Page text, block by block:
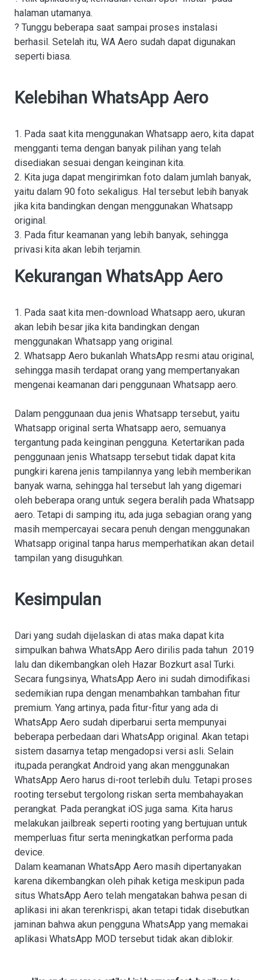
halaman utamanya.
? Tunggu beberapa saat sampai proses instalasi
berhasil. Setelah itu, WA Aero sudah dapat digunakan
seperti biasa.
Kelebihan WhatsApp Aero
1. Pada saat kita menggunakan Whatsapp aero, kita dapat
mengganti tema dengan banyak pilihan yang telah
disediakan sesuai dengan keinginan kita.
2. Kita juga dapat mengirimkan foto dalam jumlah banyak,
yaitu dalam 90 foto sekaligus. Hal tersebut lebih banyak
jika kita bandingkan dengan menggunakan Whatsapp
original.
3. Pada fitur keamanan yang lebih banyak, sehingga
privasi kita akan lebih terjamin.
Kekurangan WhatsApp Aero
1. Pada saat kita men-download Whatsapp aero, ukuran
akan lebih besar jika kita bandingkan dengan
menggunakan Whatsapp yang original.
2. Whatsapp Aero bukanlah WhatsApp resmi atau original,
sehingga masih terdapat orang yang mempertanyakan
mengenai keamanan dari penggunaan Whatsapp aero.
Dalam penggunaan dua jenis Whatsapp tersebut, yaitu
Whatsapp original serta Whatsapp aero, semuanya
tergantung pada keinginan pengguna. Ketertarikan pada
penggunaan jenis Whatsapp tersebut tidak dapat kita
pungkiri karena jenis tampilannya yang lebih memberikan
banyak warna, sehingga hal tersebut lah yang digemari
oleh beberapa orang untuk segera beralih pada Whatsapp
aero. Tetapi di samping itu, ada juga sebagian orang yang
masih mempercayai secara penuh dengan menggunakan
Whatsapp original tanpa harus memperhatikan akan detail
tampilan yang disuguhkan.
Kesimpulan
Dari yang sudah dijelaskan di atas maka dapat kita
simpulkan bahwa WhatsApp Aero dirilis pada tahun 2019
lalu dan dikembangkan oleh Hazar Bozkurt asal Turki.
Secara fungsinya, WhatsApp Aero ini sudah dimodifikasi
sedemikian rupa dengan menambahkan tambahan fitur
premium. Yang artinya, pada fitur-fitur yang ada di
WhatsApp Aero sudah diperbarui serta mempunyai
beberapa perbedaan dari WhatsApp original. Akan tetapi
sistem dasarnya tetap mengadopsi versi asli. Selain
itu,pada perangkat Android yang akan menggunakan
WhatsApp Aero harus di-root terlebih dulu. Tetapi proses
rooting tersebut tergolong riskan serta membahayakan
perangkat. Pada perangkat iOS juga sama. Kita harus
melakukan jailbreak seperti rooting yang bertujuan untuk
memperluas fitur serta meningkatkan performa pada
device.
Dalam keamanan WhatsApp Aero masih dipertanyakan
karena dikembangkan oleh pihak ketiga meskipun pada
situs WhatsApp Aero telah mengatakan bahwa pesan di
aplikasi ini akan terenkrispi, akan tetapi tidak disebutkan
jaminan bahwa akun pengguna WhatsApp yang memakai
aplikasi WhatsApp MOD tersebut tidak akan diblokir.